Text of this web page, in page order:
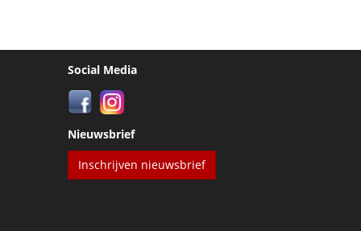
Social Media
Nieuwsbrief
Inschrijven nieuwsbrief